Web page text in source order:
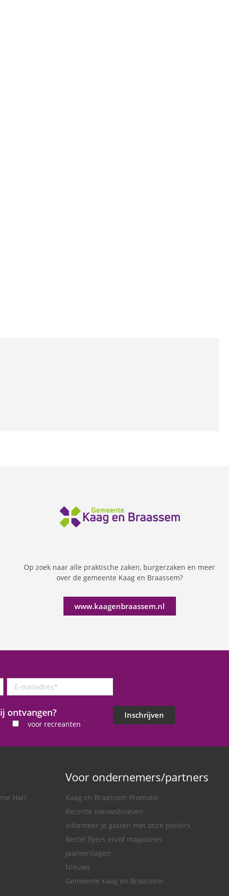
Op zoek naar alle praktische zaken, burgerzaken en meer
over de gemeente Kaag en Braassem?
www.kaagenbraassem.nl
mailadres
ontvangen?
voor recreanten
Inschrijven
Hart
Voor ondernemers/partners
Kaag en Braassem Promotie
Recente nieuwsbrieven
Informeer je gasten met onze posters
Bestel flyers en/of magazines
Jaarverslagen
Nieuws
Gemeente Kaag en Braassem